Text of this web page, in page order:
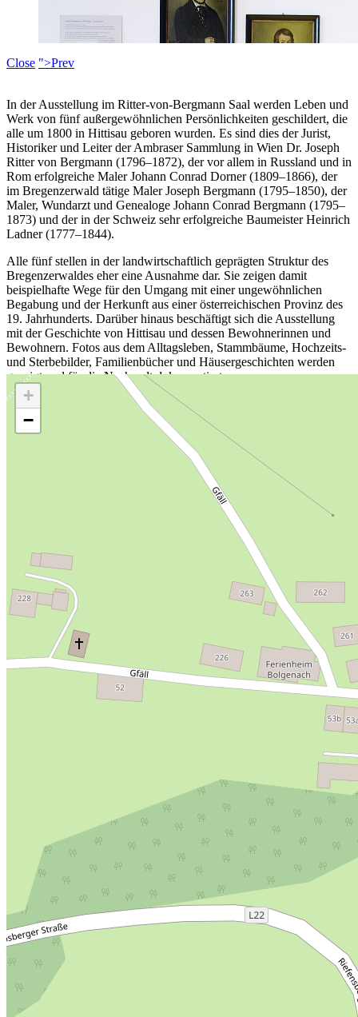
Close ">Prev
In der Ausstellung im Ritter-von-Bergmann Saal werden Leben und
Werk von fünf außergewöhnlichen Persönlichkeiten geschildert, die
alle um 1800 in Hittisau geboren wurden. Es sind dies der Jurist,
Historiker und Leiter der Ambraser Sammlung in Wien Dr. Joseph
Ritter von Bergmann (1796–1872), der vor allem in Russland und in
Rom erfolgreiche Maler Johann Conrad Dorner (1809–1866), der
im Bregenzerwald tätige Maler Joseph Bergmann (1795–1850), der
Maler, Wundarzt und Genealoge Johann Conrad Bergmann (1795–
1873) und der in der Schweiz sehr erfolgreiche Baumeister Heinrich
Ladner (1777–1844).
Alle fünf stellen in der landwirtschaftlich geprägten Struktur des
Bregenzerwaldes eher eine Ausnahme dar. Sie zeigen damit
beispielhafte Wege für den Umgang mit einer ungewöhnlichen
Begabung und der Herkunft aus einer österreichischen Provinz des
19. Jahrhunderts. Darüber hinaus beschäftigt sich die Ausstellung
mit der Geschichte von Hittisau und dessen Bewohnerinnen und
Bewohnern. Fotos aus dem Alltagsleben, Stammbäume, Hochzeits-
und Sterbebilder, Familienbücher und Häusergeschichten werden
gezeigt und für die Nachwelt dokumentiert.
+
−